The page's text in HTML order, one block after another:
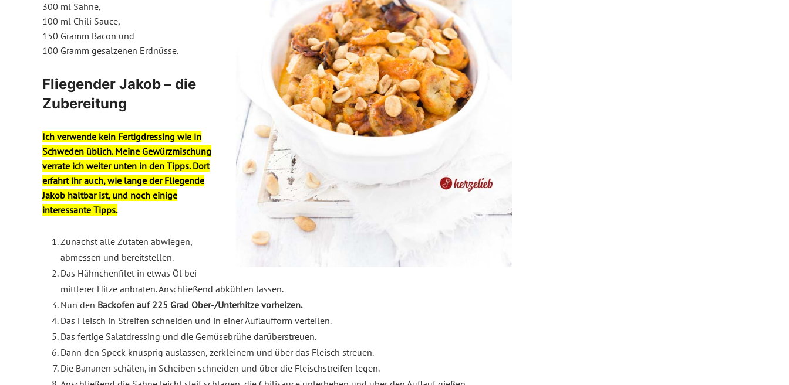
300 ml Sahne,
100 ml Chili Sauce,
150 Gramm Bacon und
100 Gramm gesalzenen Erdnüsse.
Fliegender Jakob – die
Zubereitung
Ich verwende kein Fertigdressing wie in
Schweden üblich. Meine Gewürzmischung
verrate ich weiter unten in den Tipps. Dort
erfahrt ihr auch, wie lange der Fliegende
Jakob haltbar ist, und noch einige
interessante Tipps.
Zunächst alle Zutaten abwiegen,
abmessen und bereitstellen.
Das Hähnchenfilet in etwas Öl bei
mittlerer Hitze anbraten. Anschließend abkühlen lassen.
Nun den Backofen auf 225 Grad Ober-/Unterhitze vorheizen.
Das Fleisch in Streifen schneiden und in einer Auflaufform verteilen.
Das fertige Salatdressing und die Gemüsebrühe darüberstreuen.
Dann den Speck knusprig auslassen, zerkleinern und über das Fleisch streuen.
Die Bananen schälen, in Scheiben schneiden und über die Fleischstreifen legen.